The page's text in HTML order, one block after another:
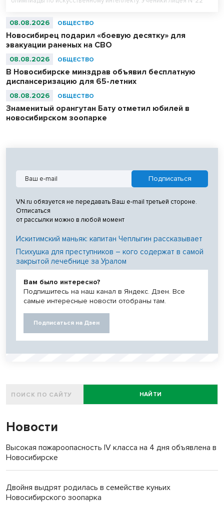
абсолютными чемпионами соревнований.
08.08.2026 ОБЩЕСТВО
Новосибирец подарил «боевую десятку» для
эвакуации раненых на СВО
08.08.2026 ОБЩЕСТВО
В Новосибирске минздрав объявил бесплатную
диспансеризацию для 65-летних
08.08.2026 ОБЩЕСТВО
Знаменитый орангутан Бату отметил юбилей в
новосибирском зоопарке
VN.ru обязуется не передавать Ваш e-mail третьей стороне.
Отписаться
от рассылки можно в любой момент
Искитимский маньяк: капитан Чеплыгин рассказывает
Психушка для преступников – кого содержат в самой
закрытой лечебнице за Уралом
Вам было интересно?
Подпишитесь на наш канал в Яндекс. Дзен. Все
самые интересные новости отобраны там.
Подписаться на Дзен
НАЙТИ
Новости
Высокая пожароопасность IV класса на 4 дня объявлена в
Новосибирске
Двойня выдрят родилась в семействе куньих
Новосибирского зоопарка